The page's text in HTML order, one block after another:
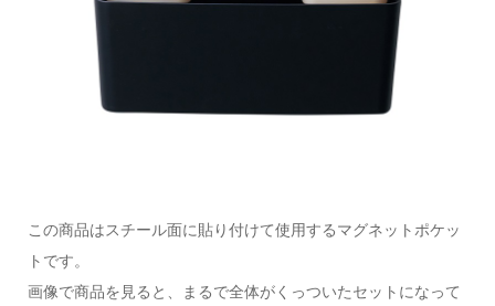
この商品はスチール面に貼り付けて使用するマグネットポケッ
トです。
画像で商品を見ると、まるで全体がくっついたセットになって